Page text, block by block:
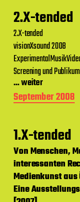
t
r
a
g
s
d
a
t
u
m
2.X-tended
2.X-tended
visionXsound 2008
Screening und
... weiter
B
e
t
r
a
g
s
d
a
t
September 2008
1.X-tended
Von Menschen,
interessanten
Medienkunst
Eine